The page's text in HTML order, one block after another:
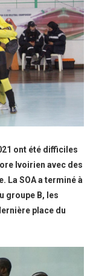
ont été difficiles
Ivoirien avec des
La SOA a terminé à
groupe B, les
place du